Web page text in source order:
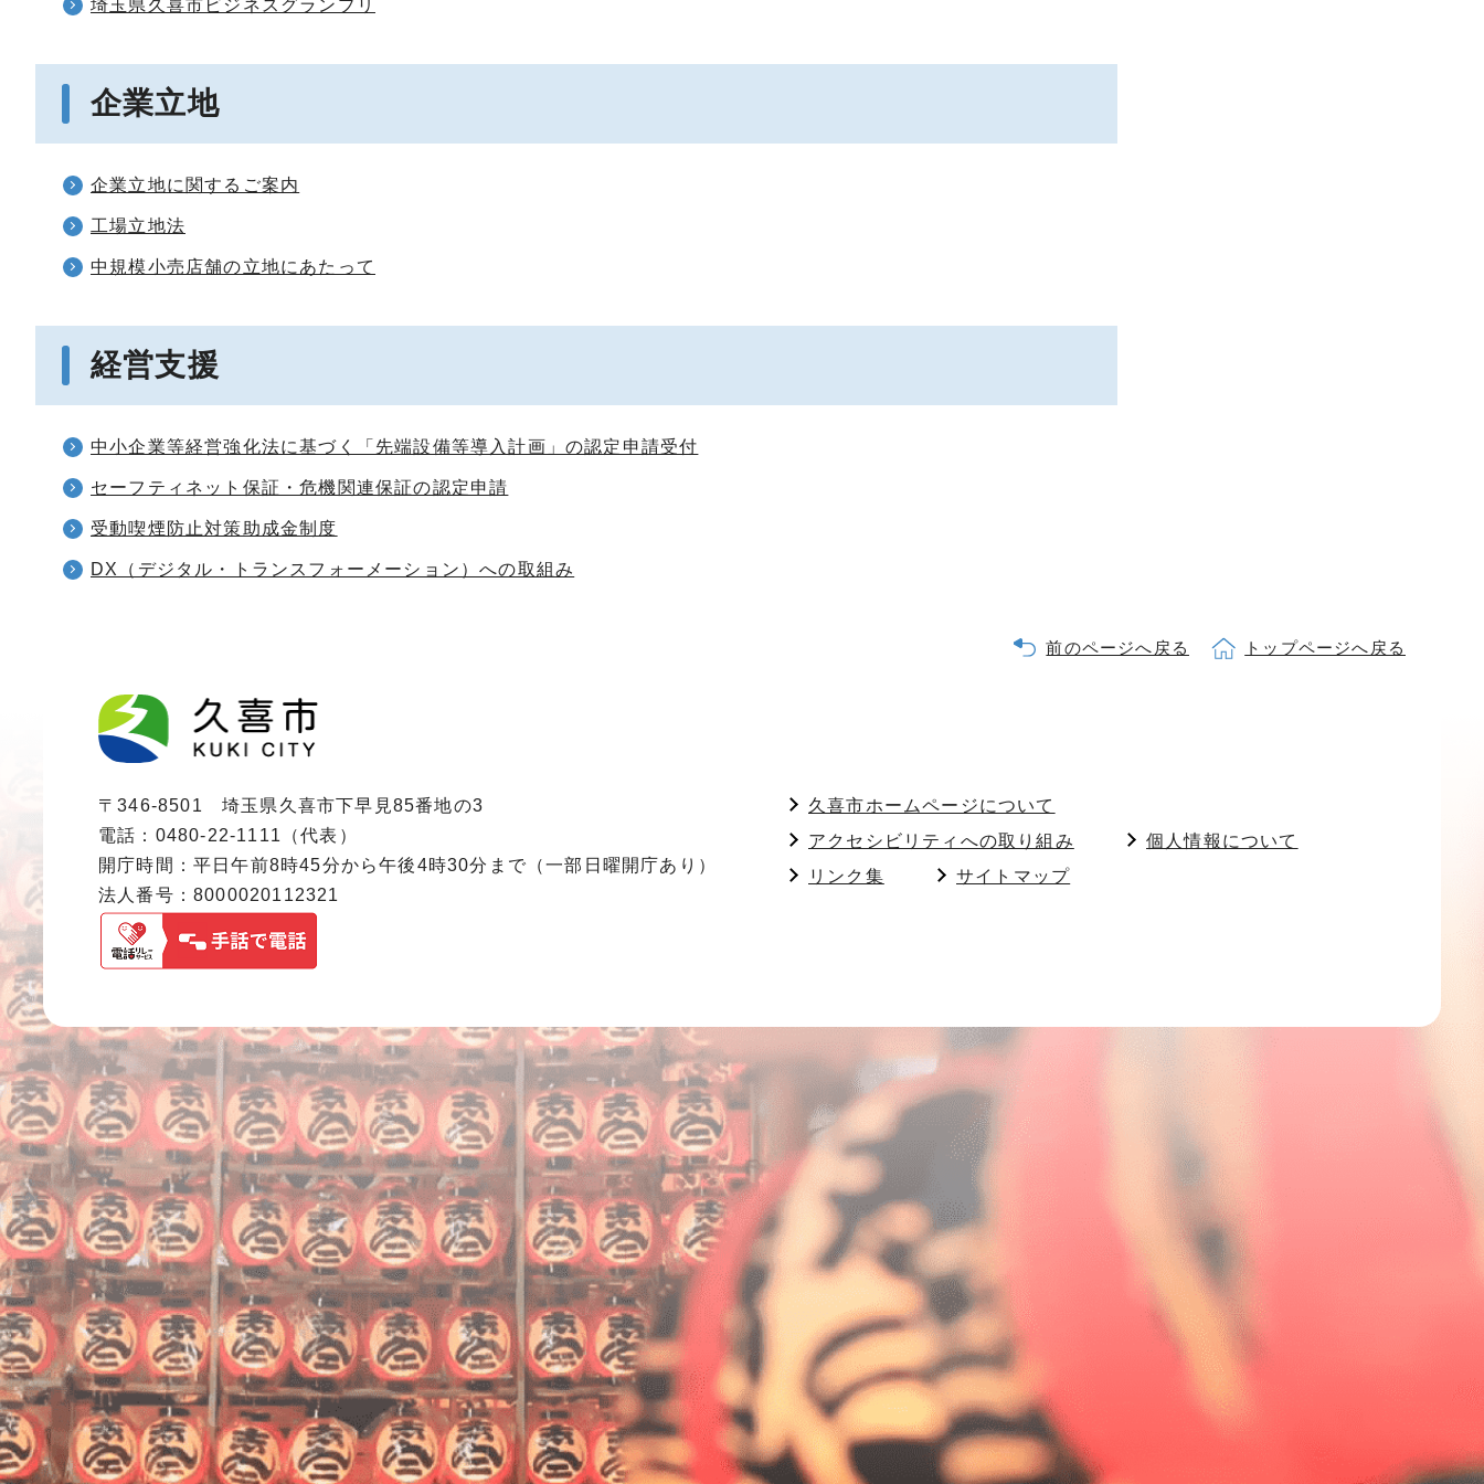
埼玉県久喜市ビジネスグランプリ
企業立地
企業立地に関するご案内
工場立地法
中規模小売店舗の立地にあたって
経営支援
中小企業等経営強化法に基づく「先端設備等導入計画」の認定申請受付
セーフティネット保証・危機関連保証の認定申請
受動喫煙防止対策助成金制度
DX（デジタル・トランスフォーメーション）への取組み
前のページへ戻る トップページへ戻る
〒346-8501 埼玉県久喜市下早見85番地の3
電話：0480-22-1111（代表）
開庁時間：平日午前8時45分から午後4時30分まで（一部日曜開庁あり）
法人番号：8000020112321
久喜市ホームページについて
アクセシビリティへの取り組み
個人情報について
リンク集
サイトマップ